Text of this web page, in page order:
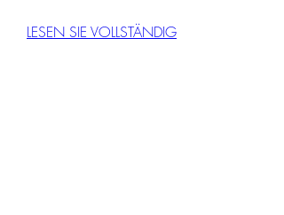
LESEN SIE VOLLSTÄNDIG